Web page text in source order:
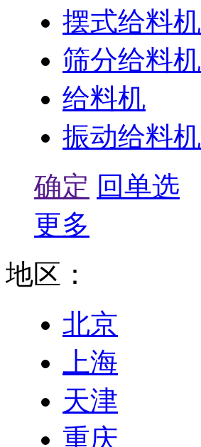
摆式给料机
筛分给料机
给料机
振动给料机
确定 回单选
更多
地区：
北京
上海
天津
重庆